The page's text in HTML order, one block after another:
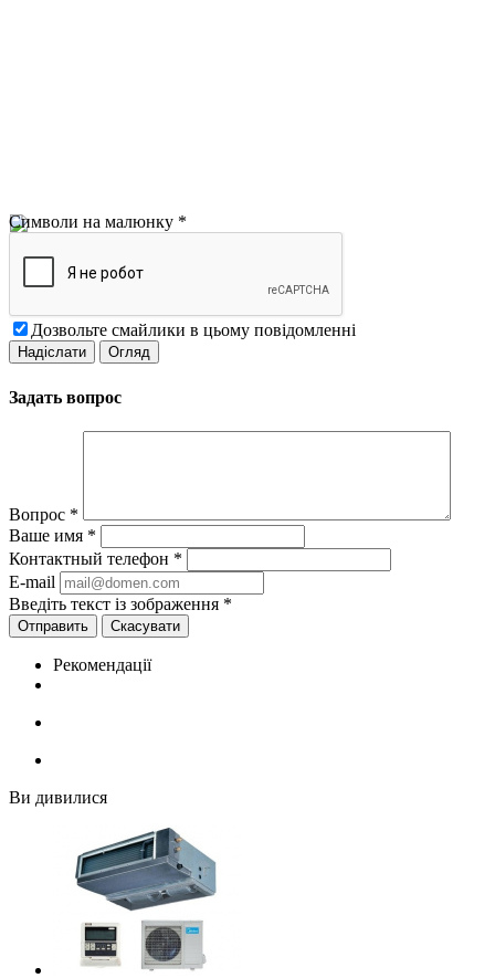
Символи на малюнку *
Дозвольте смайлики в цьому повідомленні
Задать вопрос
Вопрос *
Ваше имя *
Контактный телефон *
E-mail
Введіть текст із зображення *
Скасувати
Рекомендації
Ви дивилися